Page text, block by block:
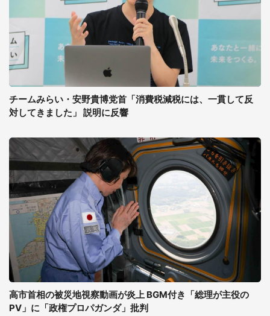
チームみらい・安野貴博党首「消費税減税には、一貫して反
対してきました」 説明に反響
高市首相の被災地視察動画が炎上 BGM付き「総理が主役の
PV」に「政権プロパガンダ」批判